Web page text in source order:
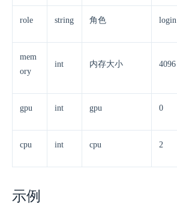
role string 角色 login
mem
ory
int 内存大小 4096
gpu int gpu 0
cpu int cpu 2
示例